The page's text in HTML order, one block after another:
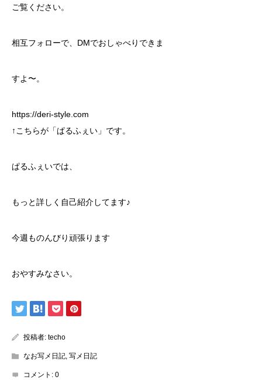
ご覧ください。
相互フォローで、DMでおしゃべりできま
すよ〜。
https://deri-style.com​
↑こちらが「ぱるふぇい」です。
ぱるふぇいでは、
もっと詳しく自己紹介してます♪
今週ものんびり頑張ります
おやすみなさい。
投稿者: techo
なお写メ日記, 写メ日記
コメント: 0